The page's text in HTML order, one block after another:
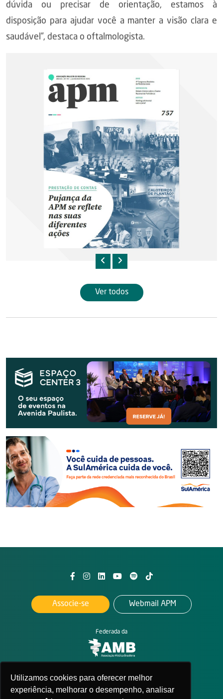
Utilizamos cookies para oferecer melhor
experiência, melhorar o desempenho, analisar
dúvida ou precisar de orientação, estamos à
disposição para ajudar você a manter a visão clara e
saudável”, destaca o oftalmologista.
Ver todos
2026. All rights reserved
APM - Associação Paulista de Medicina
Política de privacidade
Federada da
Associe-se Webmail APM